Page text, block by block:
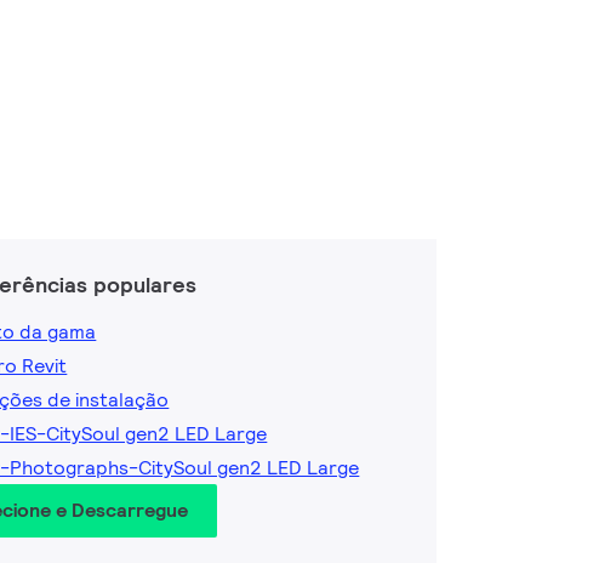
populares
da gama
Revit
de instalação
IES-CitySoul gen2 LED Large
Photographs-CitySoul gen2 LED Large
e Descarregue